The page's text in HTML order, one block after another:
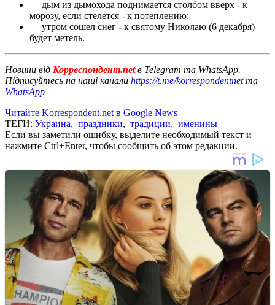
дым из дымохода поднимается столбом вверх - к
морозу, если стелется - к потеплению;
утром сошел снег - к святому Николаю (6 декабря)
будет метель.
Новини від Корреспондент.netв Telegram та WhatsApp.
Підписуйтесь на наші канали https://t.me/korrespondentnetта
WhatsApp
Читайте Korrespondent.net в Google News
ТЕГИ: Украина, праздники, традиции, именины
Если вы заметили ошибку, выделите необходимый текст и
нажмите Ctrl+Enter, чтобы сообщить об этом редакции.